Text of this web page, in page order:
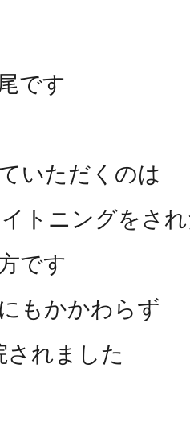
です
いただくのは
トニングをさ
です
もかかわらず
されました